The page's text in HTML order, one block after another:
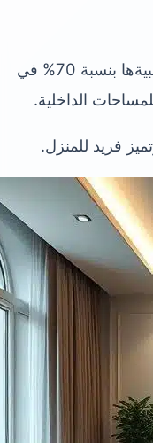
هل تعلمت أن أرضيات الباركيه الخشبية أصبحت شائعة جداً في المنازل العصرية؟ ارتفعت شعبيةها بنسبة 70% في
الداخلية.
فريد للمنزل.